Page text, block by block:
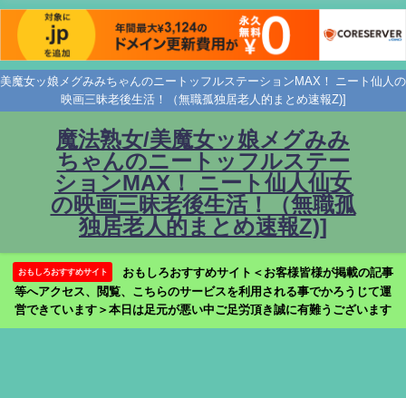
美魔女ッ娘メグみみちゃんのニートッフルステーションMAX！ ニート仙人の
映画三昧老後生活！（無職孤独居老人的まとめ速報Z)]
魔法熟女/美魔女ッ娘メグみみ
ちゃんのニートッフルステー
ションMAX！ ニート仙人仙女
の映画三昧老後生活！（無職孤
独居老人的まとめ速報Z)]
おもしろおすすめサイト
おもしろおすすめサイト＜お客様皆様が掲載の記事
等へアクセス、閲覧、こちらのサービスを利用される事でかろうじて運
営できています＞本日は足元が悪い中ご足労頂き誠に有難うございます